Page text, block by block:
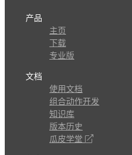
产品
主页
下载
专业版
文档
使用文档
组合动作开发
知识库
版本历史
瓜皮学堂